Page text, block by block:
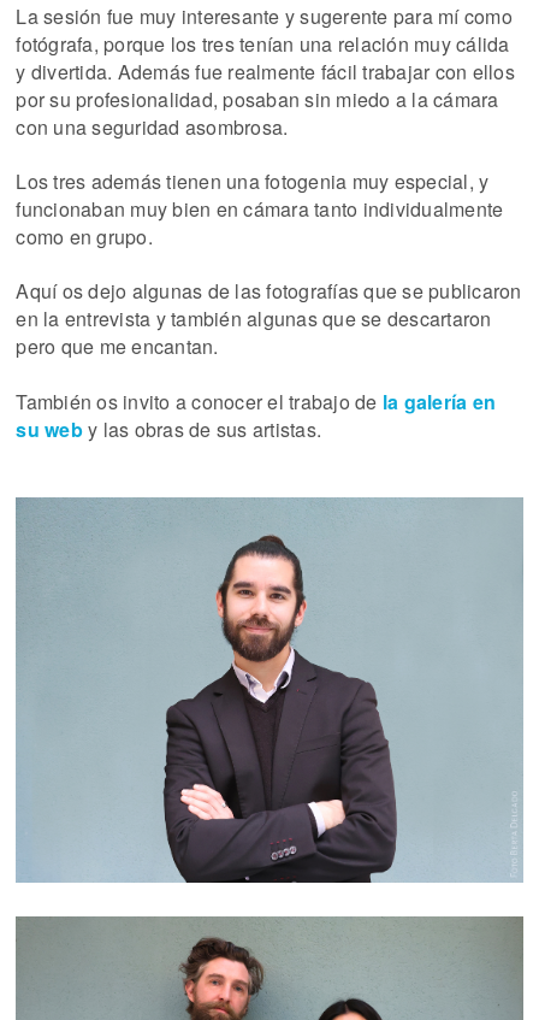
La sesión fue muy interesante y sugerente para mí como
fotógrafa, porque los tres tenían una relación muy cálida
y divertida. Además fue realmente fácil trabajar con ellos
por su profesionalidad, posaban sin miedo a la cámara
con una seguridad asombrosa.
Los tres además tienen una fotogenia muy especial, y
funcionaban muy bien en cámara tanto individualmente
como en grupo.
Aquí os dejo algunas de las fotografías que se publicaron
en la entrevista y también algunas que se descartaron
pero que me encantan.
También os invito a conocer el trabajo de la galería en
su weby las obras de sus artistas.